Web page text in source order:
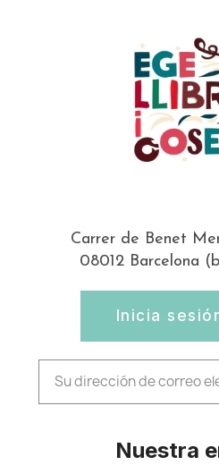
Carrer de Benet
08012 Barcelona
Inicia
Nuestra